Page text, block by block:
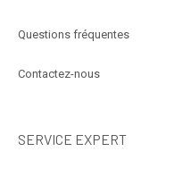
Questions fréquentes
Contactez-nous
SERVICE EXPERT